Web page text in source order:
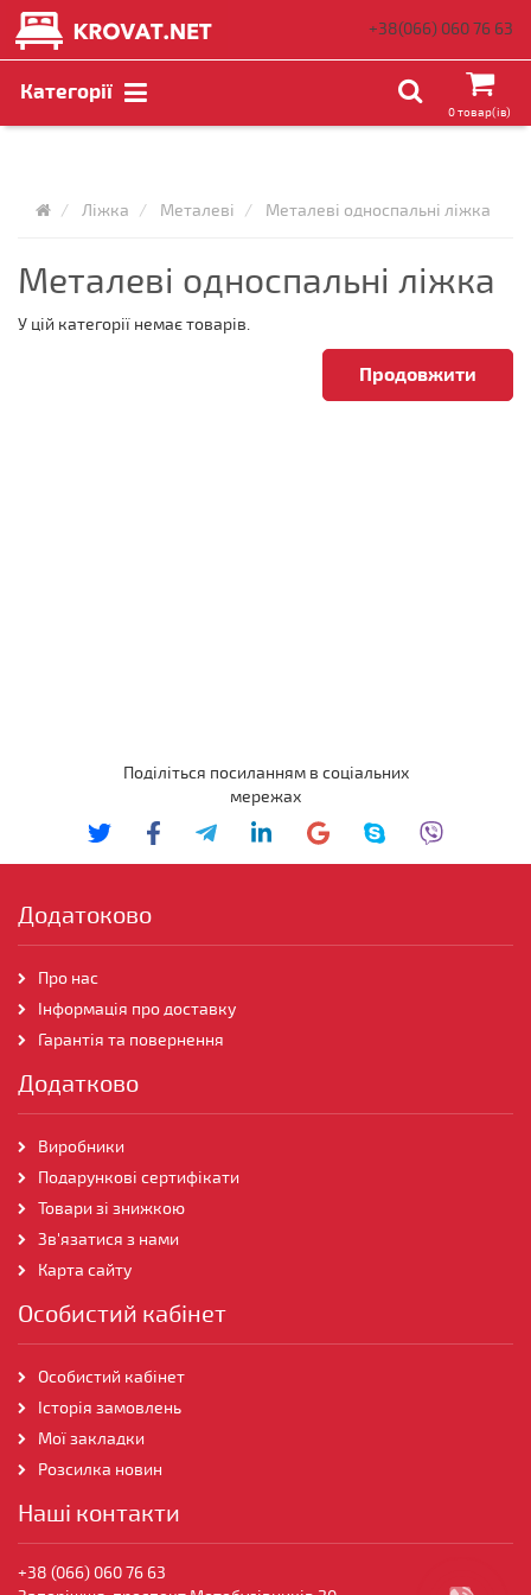
+38(066) 060 76 63
Категорії
0 товар(ів)
Ліжка Металеві Металеві односпальні ліжка
Металеві односпальні ліжка
У цій категорії немає товарів.
Продовжити
Поділіться посиланням в соціальних
мережах
Додатоково
Про нас
Інформація про доставку
Гарантія та повернення
Додатково
Виробники
Подарункові сертифікати
Товари зі знижкою
Зв'язатися з нами
Карта сайту
Особистий кабінет
Особистий кабінет
Історія замовлень
Мої закладки
Розсилка новин
Наші контакти
+38 (066) 060 76 63